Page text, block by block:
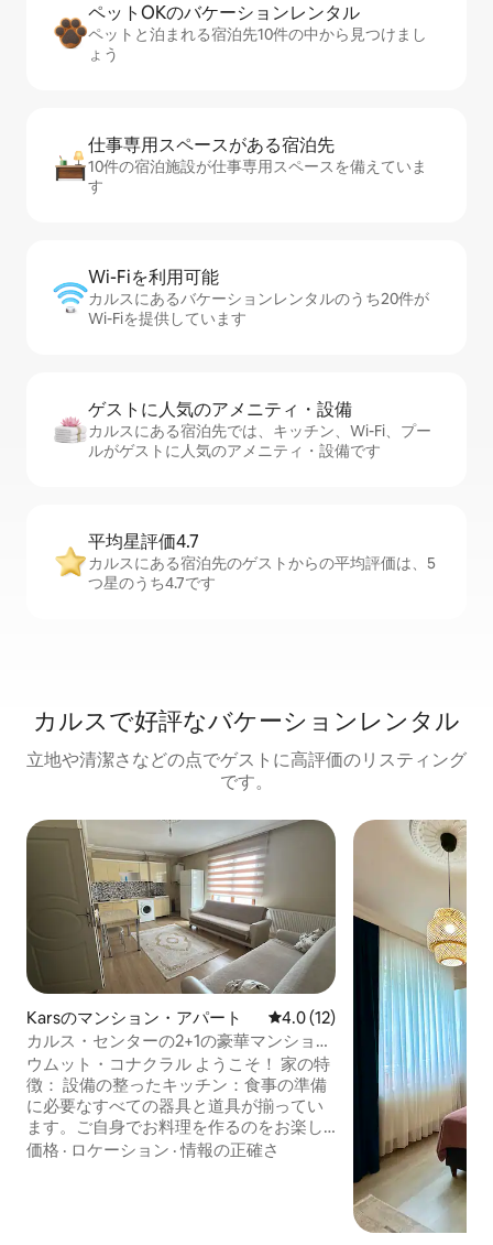
ペットOKのバ⁠ケ⁠ー⁠シ⁠ョ⁠ンレ⁠ン⁠タ⁠ル
ペットと泊まれる宿泊先10件の中から見つけまし
ょう
仕事専用ス⁠ペ⁠ー⁠スがあ⁠る宿⁠泊⁠先
10件の宿泊施設が仕事専用スペースを備えていま
す
Wi-Fiを利⁠用⁠可⁠能
カルスにあるバケーションレンタルのうち20件が
Wi-Fiを提供しています
ゲストに人⁠気⁠のア⁠メ⁠ニ⁠テ⁠ィ・設⁠備
カルスにある宿泊先では、キッチン、Wi-Fi、プー
ルがゲストに人気のアメニティ・設備です
平均星評価4.7
カルスにある宿泊先のゲストからの平均評価は、5
つ星のうち4.7です
カルスで好評なバケーションレンタル
立地や清潔さなどの点でゲストに高評価のリスティング
です。
Karsのマンション・アパート レビュー12件、5つ星中4.0つ
4.0 (12)
カルス・センターの2+1の豪華マンション
のキャンペーン価格
ウムット・コナクラル ようこそ！ 家の特
徴： 設備の整ったキッチン：食事の準備
に必要なすべての器具と道具が揃ってい
ます。ご自身でお料理を作るのをお楽し
みください！ モダンなバスルーム：清潔
価格 · ロケーション ·情報の正確さ